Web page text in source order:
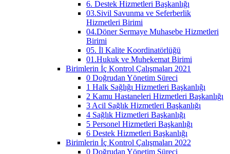
6. Destek Hizmetleri Başkanlığı
03.Sivil Savunma ve Seferberlik
Hizmetleri Birimi
04.Döner Sermaye Muhasebe Hizmetleri
Birimi
05. İl Kalite Koordinatörlüğü
01.Hukuk ve Muhekemat Birimi
Birimlerin İç Kontrol Çalışmaları 2021
0 Doğrudan Yönetim Süreci
1 Halk Sağlığı Hizmetleri Başkanlığı
2 Kamu Hastaneleri Hizmetleri Başkanlığı
3 Acil Sağlık Hizmetleri Başkanlığı
4 Sağlık Hizmetleri Başkanlığı
5 Personel Hizmetleri Başkanlığı
6 Destek Hizmetleri Başkanlığı
Birimlerin İç Kontrol Çalışmaları 2022
0 Doğrudan Yönetim Süreci